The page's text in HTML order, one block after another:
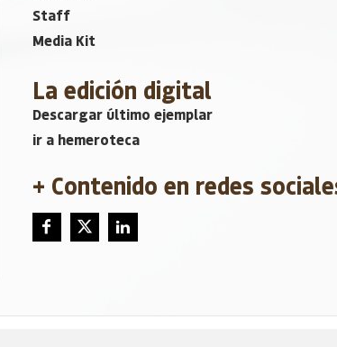
Staff
Media Kit
La edición digital
Descargar último ejemplar
ir a hemeroteca
+ Contenido en redes